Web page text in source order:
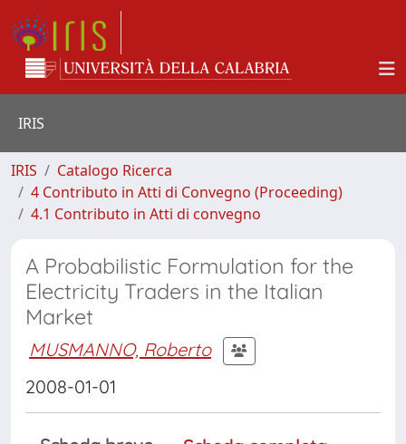
IRIS
IRIS
Catalogo Ricerca
4 Contributo in Atti di Convegno (Proceeding)
4.1 Contributo in Atti di convegno
A Probabilistic Formulation for the
Electricity Traders in the Italian
Market
MUSMANNO, Roberto
2008-01-01